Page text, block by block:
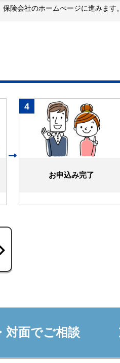
険会社のホームぺージに進みます。
4
お申込み完了
対面でご相談